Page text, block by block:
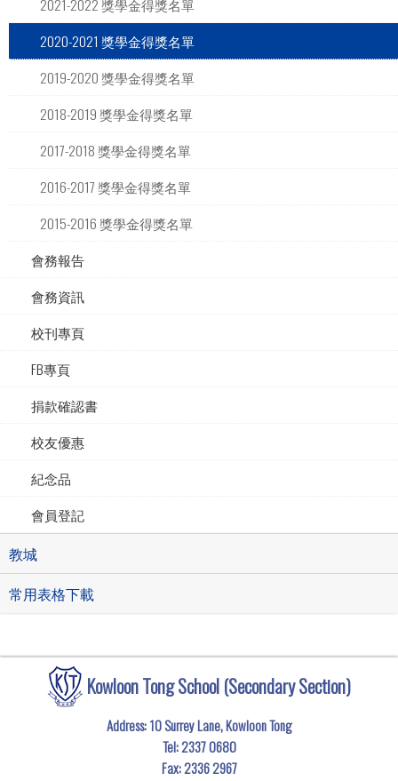
2021-2022 獎學金得獎名單
2020-2021 獎學金得獎名單
2019-2020 獎學金得獎名單
2018-2019 獎學金得獎名單
2017-2018 獎學金得獎名單
2016-2017 獎學金得獎名單
2015-2016 獎學金得獎名單
會務報告
會務資訊
校刊專頁
FB專頁
捐款確認書
校友優惠
紀念品
會員登記
教城
常用表格下載
Kowloon Tong School (Secondary Section)
Address: 10 Surrey Lane, Kowloon Tong
Tel:2337 0680
Fax:2336 2967